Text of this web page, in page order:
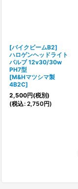
[バイクビームB2]
ハロゲンヘッドライト
バルブ 12v30/30w
PH7型
[M&Hマツシマ製
4B2C]
2,500円(税別)
(税込: 2,750円)